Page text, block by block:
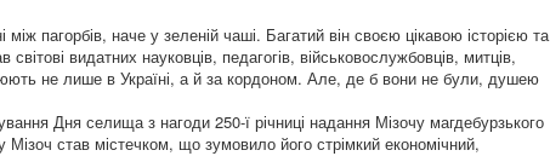
пагорбів, наче у зеленій чаші. Багатий він своєю цікавою історією та
видатних науковців, педагогів, військовослужбовців, митців,
не лише в Україні, а й за кордоном. Але, де б вони не були, душею
Дня селища з нагоди 250-ї річниці надання Мізочу магдебурзького
став містечком, що зумовило його стрімкий економічний,